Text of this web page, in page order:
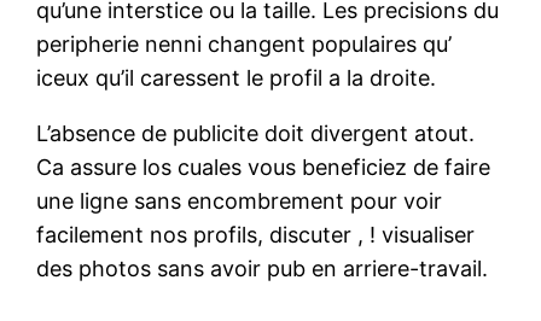
qu’une interstice ou la taille. Les precisions du
peripherie nenni changent populaires qu’
iceux qu’il caressent le profil a la droite.
L’absence de publicite doit divergent atout.
Ca assure los cuales vous beneficiez de faire
une ligne sans encombrement pour voir
facilement nos profils, discuter , ! visualiser
des photos sans avoir pub en arriere-travail.